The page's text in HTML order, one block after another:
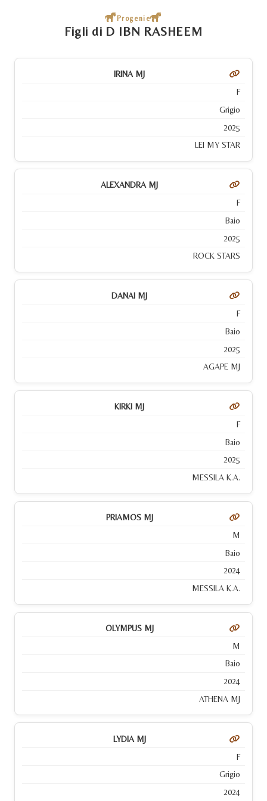
Progenie
Figli di D IBN RASHEEM
IRINA MJ
F
Grigio
2025
LEI MY STAR
ALEXANDRA MJ
F
Baio
2025
ROCK STARS
DANAI MJ
F
Baio
2025
AGAPE MJ
KIRKI MJ
F
Baio
2025
MESSILA K.A.
PRIAMOS MJ
M
Baio
2024
MESSILA K.A.
OLYMPUS MJ
M
Baio
2024
ATHENA MJ
LYDIA MJ
F
Grigio
2024